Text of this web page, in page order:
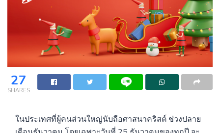
27
SHARES
ในประเทศที่ผู้คนส่วนใหญ่นับถือศาสนาคริสต์ ช่วงปลาย